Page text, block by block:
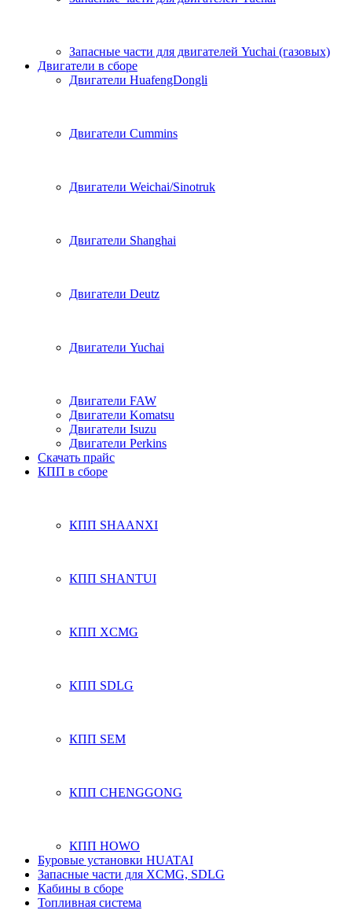
Запасные части для двигателей Yuchai (газовых)
Двигатели в сборе
Двигатели HuafengDongli
Двигатели Cummins
Двигатели Weichai/Sinotruk
Двигатели Shanghai
Двигатели Deutz
Двигатели Yuchai
Двигатели FAW
Двигатели Komatsu
Двигатели Isuzu
Двигатели Perkins
Скачать прайс
КПП в сборе
КПП SHAANXI
КПП SHANTUI
КПП XCMG
КПП SDLG
КПП SEM
КПП CHENGGONG
КПП HOWO
Буровые установки HUATAI
Запасные части для XCMG, SDLG
Кабины в сборе
Топливная система